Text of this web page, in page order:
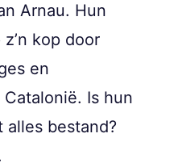
Arnau. Hun
kop door
en
Is hun
bestand?